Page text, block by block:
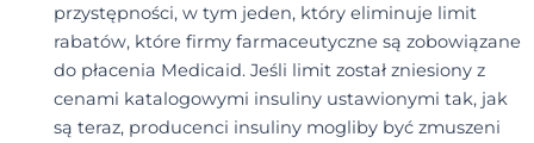
przystępności, w tym jeden, który eliminuje limit
rabatów, które firmy farmaceutyczne są zobowiązane
do płacenia Medicaid. Jeśli limit został zniesiony z
cenami katalogowymi insuliny ustawionymi tak, jak
są teraz, producenci insuliny mogliby być zmuszeni